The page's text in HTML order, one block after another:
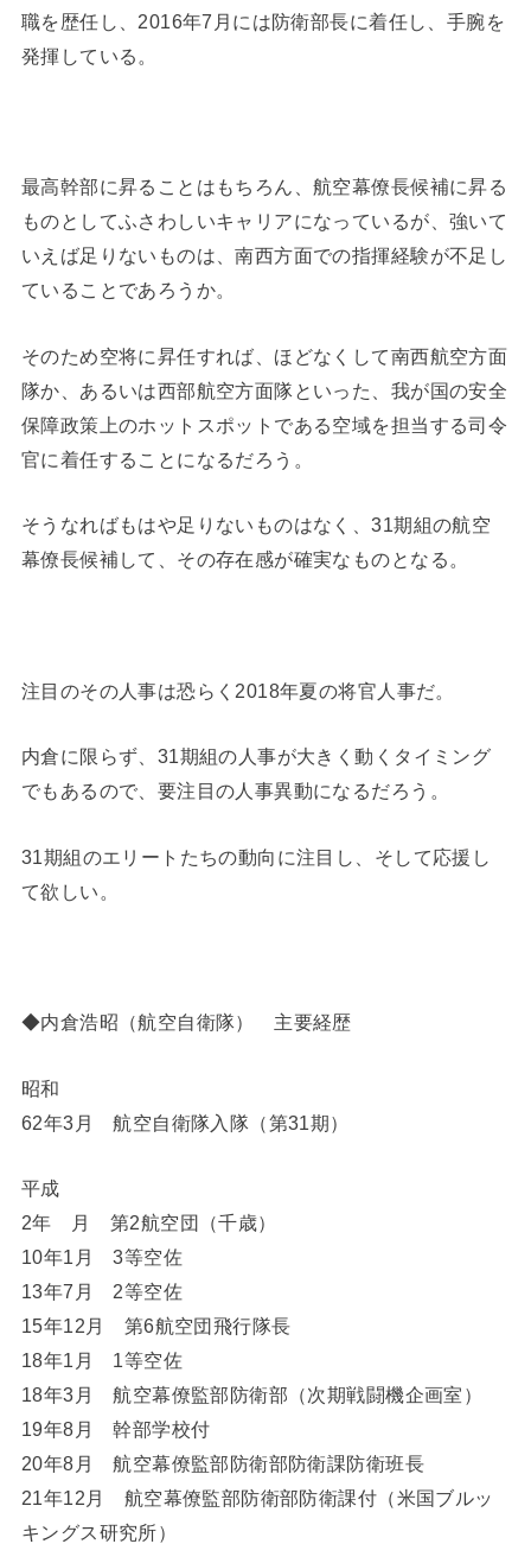
職を歴任し、2016年7月には防衛部長に着任し、手腕を
発揮している。
最高幹部に昇ることはもちろん、航空幕僚長候補に昇る
ものとしてふさわしいキャリアになっているが、強いて
いえば足りないものは、南西方面での指揮経験が不足し
ていることであろうか。
そのため空将に昇任すれば、ほどなくして南西航空方面
隊か、あるいは西部航空方面隊といった、我が国の安全
保障政策上のホットスポットである空域を担当する司令
官に着任することになるだろう。
そうなればもはや足りないものはなく、31期組の航空
幕僚長候補して、その存在感が確実なものとなる。
注目のその人事は恐らく2018年夏の将官人事だ。
内倉に限らず、31期組の人事が大きく動くタイミング
でもあるので、要注目の人事異動になるだろう。
31期組のエリートたちの動向に注目し、そして応援し
て欲しい。
◆内倉浩昭（航空自衛隊） 主要経歴
昭和
62年3月 航空自衛隊入隊（第31期）
平成
2年 月 第2航空団（千歳）
10年1月 3等空佐
13年7月 2等空佐
15年12月 第6航空団飛行隊長
18年1月 1等空佐
18年3月 航空幕僚監部防衛部（次期戦闘機企画室）
19年8月 幹部学校付
20年8月 航空幕僚監部防衛部防衛課防衛班長
21年12月 航空幕僚監部防衛部防衛課付（米国ブルッ
キングス研究所）